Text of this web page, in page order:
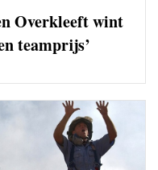
Overkleeft wint
teamprijs’